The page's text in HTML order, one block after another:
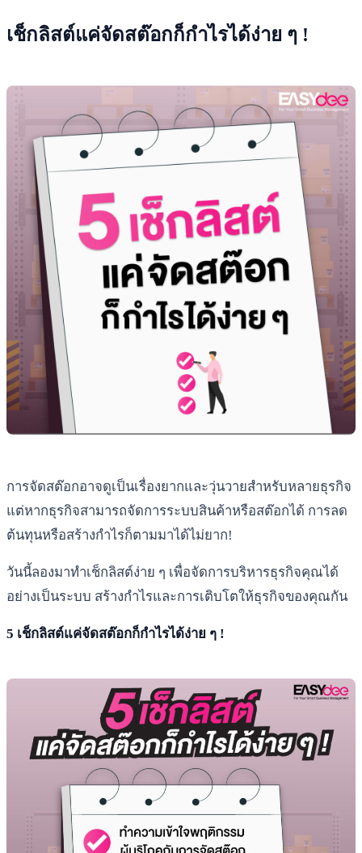
เช็กลิสต์แค่จัดสต๊อกก็กำไรได้ง่าย ๆ !
การจัดสต๊อกอาจดูเป็นเรื่องยากและวุ่นวายสำหรับหลายธุรกิจ
แต่หากธุรกิจสามารถจัดการระบบสินค้าหรือสต๊อกได้ การลด
ต้นทุนหรือสร้างกำไรก็ตามมาได้ไม่ยาก!
วันนี้ลองมาทำเช็กลิสต์ง่าย ๆ เพื่อจัดการบริหารธุรกิจคุณได้
อย่างเป็นระบบ สร้างกำไรและการเติบโตให้ธุรกิจของคุณกัน
5 เช็กลิสต์แค่จัดสต๊อกก็กำไรได้ง่าย ๆ !